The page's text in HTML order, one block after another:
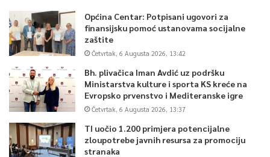
Općina Centar: Potpisani ugovori za
finansijsku pomoć ustanovama socijalne
zaštite
Četvrtak, 6 Augusta 2026, 13:42
Bh. plivačica Iman Avdić uz podršku
Ministarstva kulture i sporta KS kreće na
Evropsko prvenstvo i Mediteranske igre
Četvrtak, 6 Augusta 2026, 13:37
TI uočio 1.200 primjera potencijalne
zloupotrebe javnih resursa za promociju
stranaka